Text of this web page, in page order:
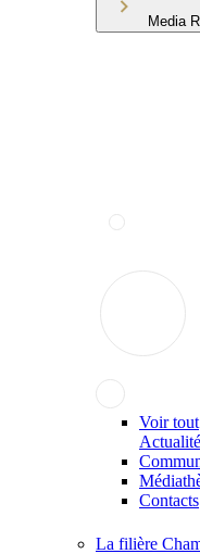
Media
Voir tout
Contacts
La filière